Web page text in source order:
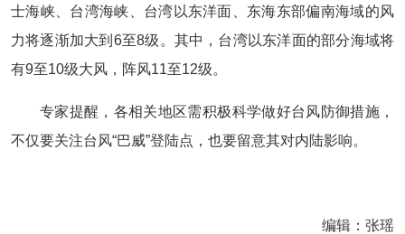
士海峡、台湾海峡、台湾以东洋面、东海东部偏南海域的风
力将逐渐加大到6至8级。其中，台湾以东洋面的部分海域将
有9至10级大风，阵风11至12级。
专家提醒，各相关地区需积极科学做好台风防御措施，
不仅要关注台风“巴威”登陆点，也要留意其对内陆影响。
编辑：张瑶